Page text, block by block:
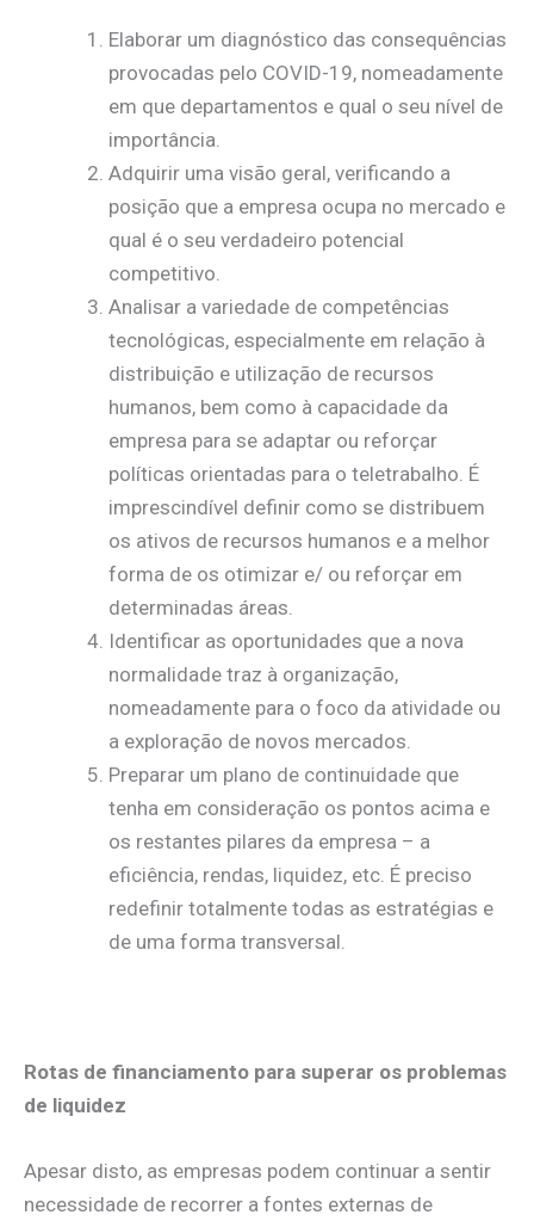
Elaborar um diagnóstico das consequências
provocadas pelo COVID-19, nomeadamente
em que departamentos e qual o seu nível de
importância.
Adquirir uma visão geral, verificando a
posição que a empresa ocupa no mercado e
qual é o seu verdadeiro potencial
competitivo.
Analisar a variedade de competências
tecnológicas, especialmente em relação à
distribuição e utilização de recursos
humanos, bem como à capacidade da
empresa para se adaptar ou reforçar
políticas orientadas para o teletrabalho. É
imprescindível definir como se distribuem
os ativos de recursos humanos e a melhor
forma de os otimizar e/ ou reforçar em
determinadas áreas.
Identificar as oportunidades que a nova
normalidade traz à organização,
nomeadamente para o foco da atividade ou
a exploração de novos mercados.
Preparar um plano de continuidade que
tenha em consideração os pontos acima e
os restantes pilares da empresa – a
eficiência, rendas, liquidez, etc. É preciso
redefinir totalmente todas as estratégias e
de uma forma transversal.
Rotas de financiamento para superar os problemas
de liquidez
Apesar disto, as empresas podem continuar a sentir
necessidade de recorrer a fontes externas de